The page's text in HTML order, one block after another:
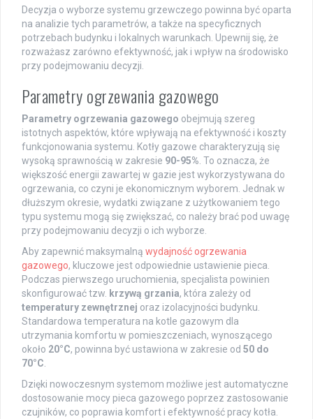
Decyzja o wyborze systemu grzewczego powinna być oparta
na analizie tych parametrów, a także na specyficznych
potrzebach budynku i lokalnych warunkach. Upewnij się, że
rozważasz zarówno efektywność, jak i wpływ na środowisko
przy podejmowaniu decyzji.
Parametry ogrzewania gazowego
Parametry ogrzewania gazowego obejmują szereg
istotnych aspektów, które wpływają na efektywność i koszty
funkcjonowania systemu. Kotły gazowe charakteryzują się
wysoką sprawnością w zakresie 90-95%. To oznacza, że
większość energii zawartej w gazie jest wykorzystywana do
ogrzewania, co czyni je ekonomicznym wyborem. Jednak w
dłuższym okresie, wydatki związane z użytkowaniem tego
typu systemu mogą się zwiększać, co należy brać pod uwagę
przy podejmowaniu decyzji o ich wyborze.
Aby zapewnić maksymalną wydajność ogrzewania
gazowego, kluczowe jest odpowiednie ustawienie pieca.
Podczas pierwszego uruchomienia, specjalista powinien
skonfigurować tzw. krzywą grzania, która zależy od
temperatury zewnętrznej oraz izolacyjności budynku.
Standardowa temperatura na kotle gazowym dla
utrzymania komfortu w pomieszczeniach, wynoszącego
około 20°C, powinna być ustawiona w zakresie od 50 do
70°C.
Dzięki nowoczesnym systemom możliwe jest automatyczne
dostosowanie mocy pieca gazowego poprzez zastosowanie
czujników, co poprawia komfort i efektywność pracy kotła.